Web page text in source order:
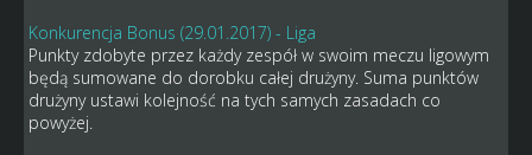
Konkurencja Bonus (29.01.2017) - Liga
Punkty zdobyte przez każdy zespół w swoim meczu ligowym
będą sumowane do dorobku całej drużyny. Suma punktów
drużyny ustawi kolejność na tych samych zasadach co
powyżej.